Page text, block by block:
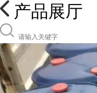
产品展厅